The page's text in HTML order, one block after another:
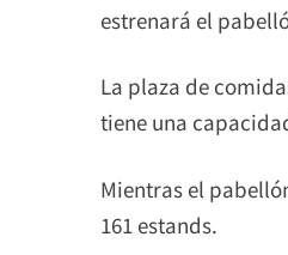
estrenará el
La plaza de
tiene una
Mientras el
161 estands.